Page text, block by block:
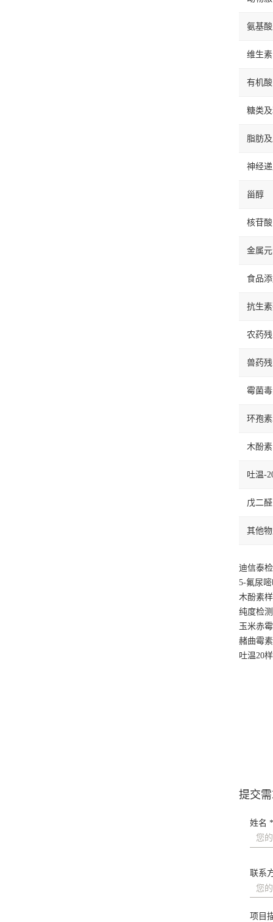
氨基
维生素
有机酸
糖类
脂肪
神经
甾醇
核苷酸
金属
食品
抗生
农药
兽药
霉菌
环孢
木酚素
吐温-
戊二醛
其他
迪信泰
5-氟尿
木酚素
纯度检
玉米赤
赭曲霉
吐温20
提交
姓名 *
联系
项目